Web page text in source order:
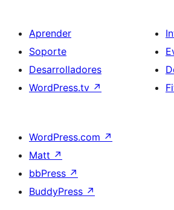
Aprender
Soporte
Desarrolladores
WordPress.tv ↗
WordPress.com ↗
Matt ↗
bbPress ↗
BuddyPress ↗